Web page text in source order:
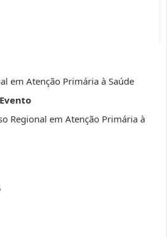
em Atenção Primária à Saúde
Regional em Atenção Primária à